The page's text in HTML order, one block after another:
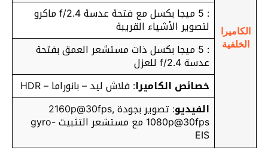
الكاميرا
الخلفية
: 5 ميجا بكسل مع فتحة عدسة f/2.4 ماكرو
لتصوير الأشياء القريبة
: 5 ميجا بكسل ذات مستشعر العمق بفتحة
عدسة f/2.4 للعزل
خصائص الكاميرا: فلاش ليد – بانوراما – HDR
الفيديو
: تصوير بجودة 2160p@30fps,
1080p@30fps مع مستشعر التثبيت gyro-
EIS